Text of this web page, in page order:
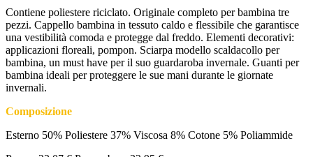
Contiene poliestere riciclato. Originale completo per bambina tre
pezzi. Cappello bambina in tessuto caldo e flessibile che garantisce
una vestibilità comoda e protegge dal freddo. Elementi decorativi:
applicazioni floreali, pompon. Sciarpa modello scaldacollo per
bambina, un must have per il suo guardaroba invernale. Guanti per
bambina ideali per proteggere le sue mani durante le giornate
invernali.
Composizione
Esterno 50% Poliestere 37% Viscosa 8% Cotone 5% Poliammide